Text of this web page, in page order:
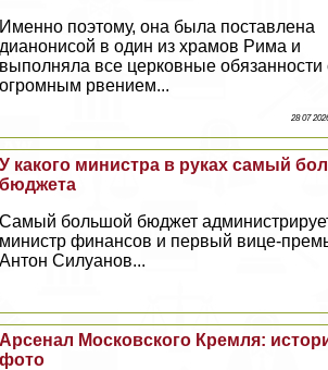
Именно поэтому, она была поставлена
дианонисой в один из храмов Рима и
выполняла все церковные обязанности
огромным рвением...
28 07
У какого министра в руках самый
бюджета
Самый большой бюджет
министр финансов и первый вице-
Антон Силуанов...
Арсенал Московского Кремля:
фото